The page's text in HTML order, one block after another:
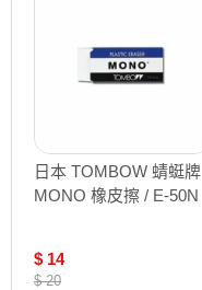
日本 TOMBOW 蜻蜓牌
MONO 橡皮擦 / E-50N
$ 14
$ 20